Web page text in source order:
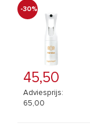
-30%
45,50
Adviesprijs:
65,00